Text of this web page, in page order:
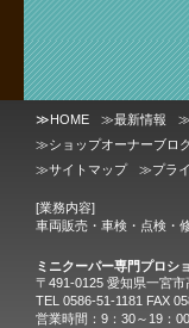
≫HOME ≫最新情報 ≫
≫ショップオーナーブロ
≫サイトマップ ≫プラ
[業務内容]
車両販売・車検・点検・
ミニクーパー専門プロシ
〒491-0125 愛知県一宮
TEL 0586-51-1181 FAX
営業時間：9：30～19：